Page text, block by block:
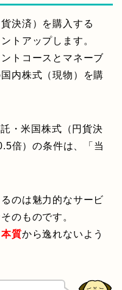
決済）を購入する
トアップします。
トコースとマネーブ
内株式（現物）を購
・米国株式（円貨決
倍）の条件は、「当
のは魅力的なサービ
のものです。
本質から逸れないよう